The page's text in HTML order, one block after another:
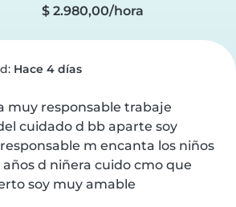
$ 2.980,00/hora
Hace 4 días
muy responsable trabaje
cuidado d bb aparte soy
m encanta los niños
años d niñera cuido cmo que
soy muy amable